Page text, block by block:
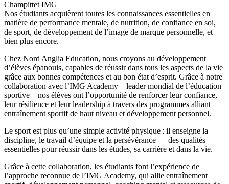
Nos étudiants acquièrent toutes les connaissances essentielles en
matière de performance mentale, de nutrition, de confiance en soi,
de sport, de développement de l’image de marque personnelle, et
bien plus encore.
Chez Nord Anglia Education, nous croyons au développement
d’élèves épanouis, capables de réussir dans tous les aspects de la vie
grâce aux bonnes compétences et au bon état d’esprit. Grâce à notre
collaboration avec l’IMG Academy – leader mondial de l’éducation
sportive – nos élèves ont l’opportunité de renforcer leur confiance,
leur résilience et leur leadership à travers des programmes alliant
entraînement sportif de haut niveau et développement personnel.
Le sport est plus qu’une simple activité physique : il enseigne la
discipline, le travail d’équipe et la persévérance — des qualités
essentielles pour réussir dans les études, sa carrière et dans la vie.
Grâce à cette collaboration, les étudiants font l’expérience de
l’approche reconnue de l’IMG Academy, qui allie entraînement